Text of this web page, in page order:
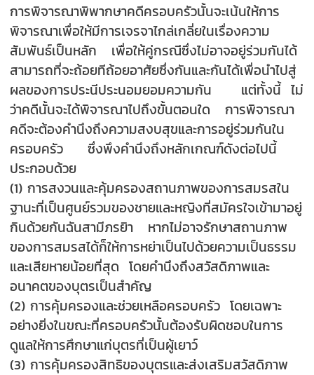
การพิจารณาพิพากษาคดีครอบครัวนั้นจะเน้นให้การ
พิจารณาเพื่อให้มีการเจรจาไกล่เกลี่ยในเรื่องความ
สัมพันธ์เป็นหลัก เพื่อให้คู่กรณีซึ่งไม่อาจอยู่ร่วมกันได้
สามารถที่จะถ้อยทีถ้อยอาศัยซึ่งกันและกันได้เพื่อนำไปสู่
ผลของการประนีประนอมยอมความกัน แต่ทั้งนี้ ไม่
ว่าคดีนั้นจะได้พิจารณาไปถึงขั้นตอนใด การพิจารณา
คดีจะต้องคำนึงถึงความสงบสุขและการอยู่ร่วมกันใน
ครอบครัว ซึ่งพึงคำนึงถึงหลักเกณฑ์ดังต่อไปนี้
ประกอบด้วย
(1) การสงวนและคุ้มครองสถานภาพของการสมรสใน
ฐานะที่เป็นศูนย์รวมของชายและหญิงที่สมัครใจเข้ามาอยู่
กินด้วยกันฉันสามีภรยิา หากไม่อาจรักษาสถานภาพ
ของการสมรสได้ก็ให้การหย่าเป็นไปด้วยความเป็นธรรม
และเสียหายน้อยที่สุด โดยคำนึงถึงสวัสดิภาพและ
อนาคตของบุตรเป็นสำคัญ
(2) การคุ้มครองและช่วยเหลือครอบครัว โดยเฉพาะ
อย่างยิ่งในขณะที่ครอบครัวนั้นต้องรับผิดชอบในการ
ดูแลให้การศึกษาแก่บุตรที่เป็นผู้เยาว์
(3) การคุ้มครองสิทธิของบุตรและส่งเสริมสวัสดิภาพ